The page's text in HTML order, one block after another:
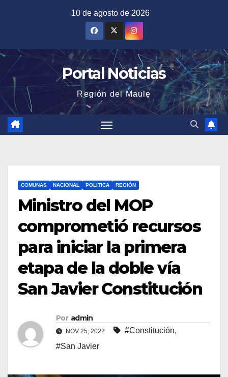
10 de agosto de 2026
Portal Noticias
Región del Maule
COMUNAS NACIONAL POLITICA REGIÓN
Ministro del MOP
comprometió recursos
para iniciar la primera
etapa de la doble vía
San Javier Constitución
Por admin
NOV 25, 2022 #Constitución,
#San Javier